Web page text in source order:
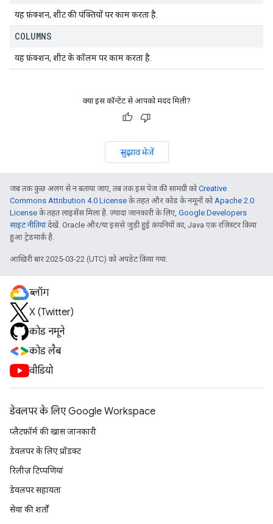
यह फ़ंक्शन, शीट की पंक्तियों पर काम करता है.
COLUMNS
यह फ़ंक्शन, शीट के कॉलम पर काम करता है.
क्या इस कॉन्टेंट से आपको मदद मिली?
सुझाव भेजें
जब तक कुछ अलग से न बताया जाए, तब तक इस पेज की सामग्री कोCreative
Commons Attribution 4.0 License के तहत और कोड के नमूनों कोApache 2.0
License के तहत लाइसेंस मिला है. ज़्यादा जानकारी के लिए, Google Developers
साइट नीतियांदेखें. Oracle और/या इससे जुड़ी हुई कंपनियों का, Java एक रजिस्टर किया
हुआ ट्रेडमार्क है.
आखिरी बार 2025-03-22 (UTC) को अपडेट किया गया.
ब्लॉग
X (Twitter)
कोड नमूने
कोड लैब
वीडियो
डेवलपर के लिए Google Workspace
प्लैटफ़ॉर्म की खास जानकारी
डेवलपर के लिए प्रॉडक्ट
रिलीज़ टिप्पणियां
डेवलपर सहायता
सेवा की शर्तों